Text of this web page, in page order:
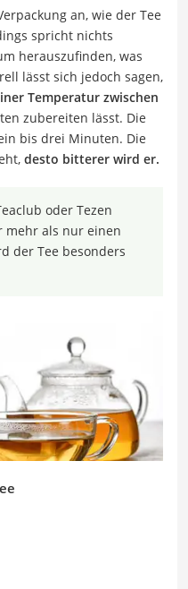
an, wie der Tee
spricht nichts
herauszufinden, was
lässt sich jedoch sagen,
Temperatur zwischen
zubereiten lässt. Die
bis drei Minuten. Die
desto bitterer wird er.
oder Tezen
mehr als nur einen
der Tee besonders